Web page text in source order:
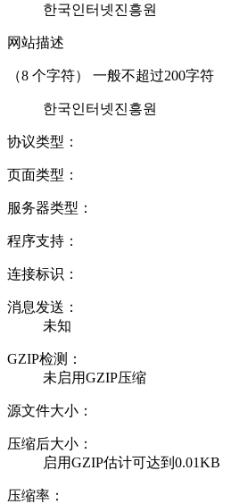
한국인터넷진흥원
网站描述
（8 个字符） 一般不超过200字符
한국인터넷진흥원
协议类型：
页面类型：
服务器类型：
程序支持：
连接标识：
消息发送：
未知
GZIP检测：
未启用GZIP压缩
源文件大小：
压缩后大小：
启用GZIP估计可达到0.01KB
压缩率：